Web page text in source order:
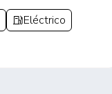
Eléctrico